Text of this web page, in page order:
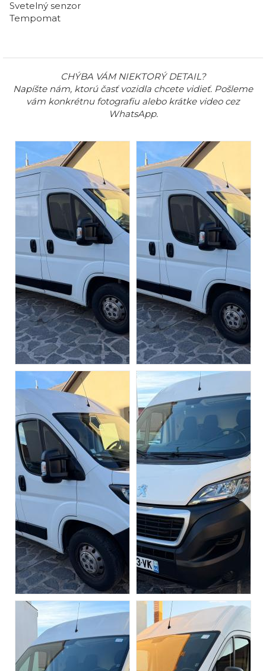
Svetelný senzor
Tempomat
CHÝBA VÁM NIEKTORÝ DETAIL?
Napíšte nám, ktorú časť vozidla chcete vidieť. Pošleme
vám konkrétnu fotografiu alebo krátke video cez
WhatsApp.